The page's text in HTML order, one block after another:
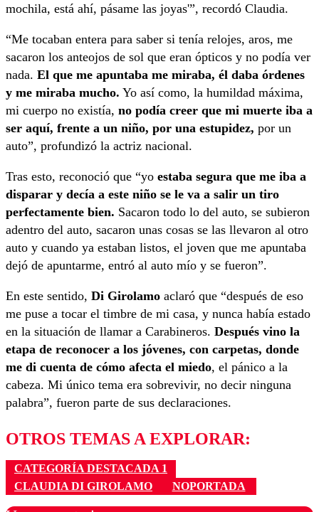
mochila, está ahí, pásame las joyas'”, recordó Claudia.
“Me tocaban entera para saber si tenía relojes, aros, me
sacaron los anteojos de sol que eran ópticos y no podía ver
nada. El que me apuntaba me miraba, él daba órdenes
y me miraba mucho. Yo así como, la humildad máxima,
mi cuerpo no existía, no podía creer que mi muerte iba a
ser aquí, frente a un niño, por una estupidez, por un
auto”, profundizó la actriz nacional.
Tras esto, reconoció que “yo estaba segura que me iba a
disparar y decía a este niño se le va a salir un tiro
perfectamente bien. Sacaron todo lo del auto, se subieron
adentro del auto, sacaron unas cosas se las llevaron al otro
auto y cuando ya estaban listos, el joven que me apuntaba
dejó de apuntarme, entró al auto mío y se fueron”.
En este sentido, Di Girolamo aclaró que “después de eso
me puse a tocar el timbre de mi casa, y nunca había estado
en la situación de llamar a Carabineros. Después vino la
etapa de reconocer a los jóvenes, con carpetas, donde
me di cuenta de cómo afecta el miedo, el pánico a la
cabeza. Mi único tema era sobrevivir, no decir ninguna
palabra”, fueron parte de sus declaraciones.
OTROS TEMAS A EXPLORAR:
CATEGORÍA DESTACADA 1
CLAUDIA DI GIROLAMO
NOPORTADA